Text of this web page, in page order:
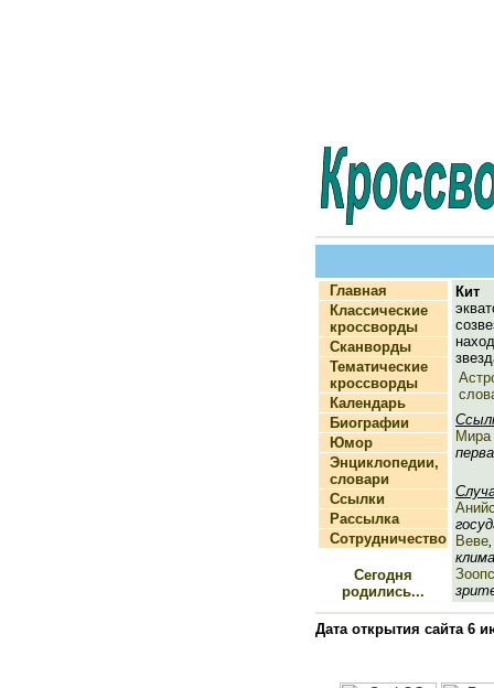
Главная
Классические
кроссворды
Сканворды
Тематические
кроссворды
Календарь
Биографии
Юмор
Энциклопедии,
словари
Ссылки
Рассылка
Сотрудничество
Сегодня
родились...
Кит
Мира
Веве
Дата открытия сайта 6